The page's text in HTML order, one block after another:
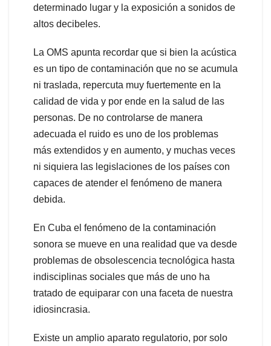
determinado lugar y la exposición a sonidos de
altos decibeles.
La OMS apunta recordar que si bien la acústica
es un tipo de contaminación que no se acumula
ni traslada, repercuta muy fuertemente en la
calidad de vida y por ende en la salud de las
personas. De no controlarse de manera
adecuada el ruido es uno de los problemas
más extendidos y en aumento, y muchas veces
ni siquiera las legislaciones de los países con
capaces de atender el fenómeno de manera
debida.
En Cuba el fenómeno de la contaminación
sonora se mueve en una realidad que va desde
problemas de obsolescencia tecnológica hasta
indisciplinas sociales que más de uno ha
tratado de equiparar con una faceta de nuestra
idiosincrasia.
Existe un amplio aparato regulatorio, por solo